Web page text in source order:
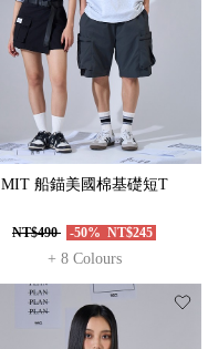
MIT 船錨美國棉基礎短T
NT$490 -50% NT$245
+ 8 Colours